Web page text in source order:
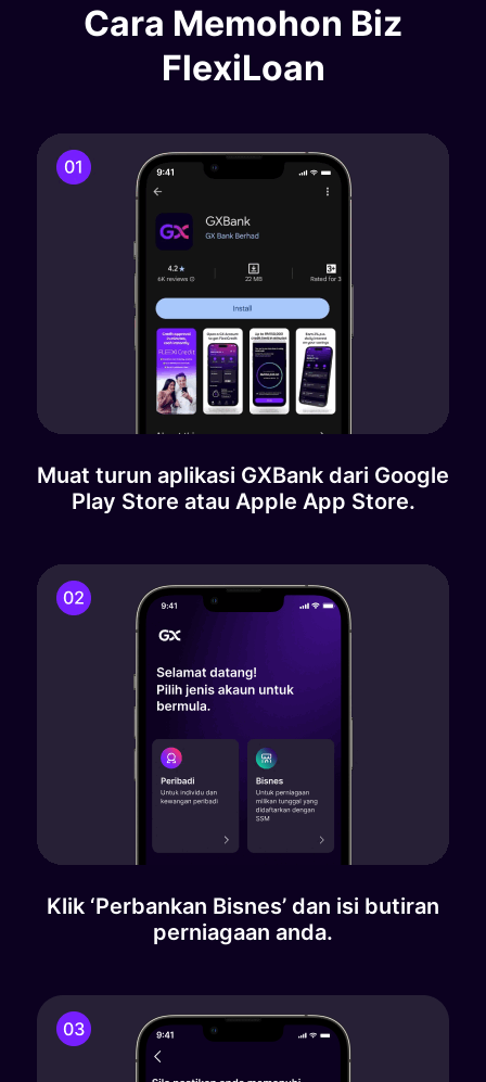
Cara Memohon Biz
FlexiLoan
Muat turun aplikasi GXBank dari Google
Play Store atau Apple App Store.
Klik ‘Perbankan Bisnes’ dan isi butiran
perniagaan anda.